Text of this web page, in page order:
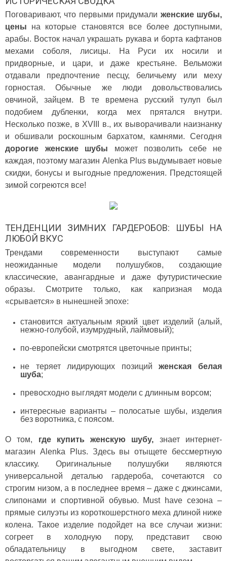
Поговаривают, что первыми придумали женские шубы,
цены на которые становятся все более доступными,
арабы. Восток начал украшать рукава и борта кафтанов
мехами соболя, лисицы. На Руси их носили и
придворные, и цари, и даже крестьяне. Вельможи
отдавали предпочтение песцу, беличьему или меху
горностая. Обычные же люди довольствовались
овчиной, зайцем. В те времена русский тулуп был
подобием дубленки, когда мех прятался внутри.
Несколько позже, в XVIII в., их выворачивали наизнанку
и обшивали роскошным бархатом, камнями. Сегодня
дорогие женские шубы может позволить себе не
каждая, поэтому магазин Alenka Plus выдумывает новые
скидки, бонусы и выгодные предложения. Предстоящей
зимой согреются все!
ТЕНДЕНЦИИ ЗИМНИХ ГАРДЕРОБОВ: ШУБЫ НА
ЛЮБОЙ ВКУС
Трендами современности выступают самые
неожиданные модели полушубков, создающие
классические, авангардные и даже футуристические
образы. Смотрите только, как капризная мода
«срывается» в нынешней эпохе:
становится актуальным яркий цвет изделий (алый,
нежно-голубой, изумрудный, лаймовый);
по-европейски смотрятся цветочные принты;
не теряет лидирующих позицийженская белая
шуба;
превосходно выглядят модели с длинным ворсом;
интересные варианты – полосатые шубы, изделия
без воротника, с поясом.
О том, где купить женскую шубу, знает интернет-
магазин Alenka Plus. Здесь вы отыщете бессмертную
классику. Оригинальные полушубки являются
универсальной деталью гардероба, сочетаются со
строгим низом, а в последнее время – даже с джинсами,
слипонами и спортивной обувью. Must have сезона –
прямые силуэты из короткошерстного меха длиной ниже
колена. Такое изделие подойдет на все случаи жизни:
согреет в холодную пору, представит свою
обладательницу в выгодном свете, заставит